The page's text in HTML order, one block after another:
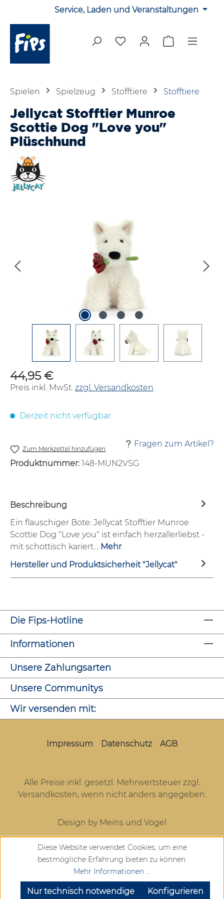
Zum Hauptinhalt springenService, Laden und Veranstaltungen
Du hast 0 Produkte auf
Warenkorb
Spielen Spielzeug Stofftiere Stofftiere
Jellycat Stofftier Munroe
Scottie Dog "Love you"
Plüschhund
Regulärer Preis:
44,95 €
Preis inkl. MwSt. zzgl. Versandkosten
Derzeit nicht verfügbar
Zum Merkzettel hinzufügen
Fragen zum Artikel?
Produktnummer: 148-MUN2VSG
Beschreibung
Ein flauschiger Bote: Jellycat Stofftier Munroe
Scottie Dog "Love you" ist einfach herzallerliebst -
mit schottisch kariert… Mehr
Hersteller und Produktsicherheit "Jellycat"
Die Fips-Hotline
Informationen
Unsere Zahlungsarten
Unsere Communitys
Wir versenden mit:
Impressum Datenschutz AGB
Alle Preise inkl. gesetzl. Mehrwertsteuer zzgl.
Versandkosten, wenn nicht anders angegeben.
Design by Meins und Vogel
Diese Website verwendet Cookies, um eine
bestmögliche Erfahrung bieten zu können.
Mehr Informationen ...
Nur technisch notwendige Konfigurieren
SEHR GUT (4.72 / 5)
aus904Bewertungen bei: google.com, trustedshops.de, shopvote.de ⓘ
Informationen zur Echtheit der Bewertungen